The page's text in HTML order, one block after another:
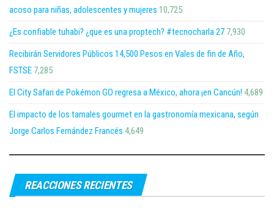
acoso para niñas, adolescentes y mujeres 10,725
¿Es confiable tuhabi? ¿que es una proptech? #tecnocharla 27 7,930
Recibirán Servidores Públicos 14,500 Pesos en Vales de fin de Año,
FSTSE 7,285
El City Safari de Pokémon GO regresa a México, ahora ¡en Cancún! 4,689
El impacto de los tamales gourmet en la gastronomía mexicana, según
Jorge Carlos Fernández Francés 4,649
REACCIONES RECIENTES